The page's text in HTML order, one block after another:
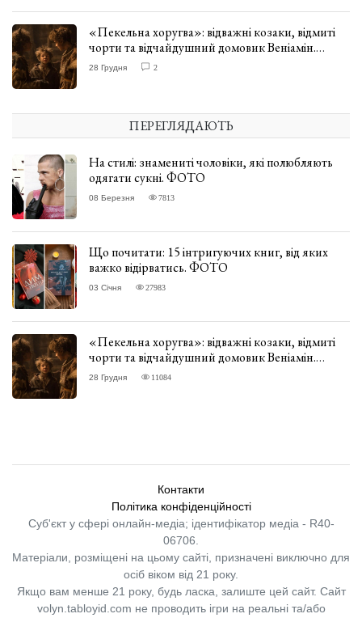
«Пекельна хоругва»: відважні козаки, відмиті
чорти та відчайдушний домовик Веніамін.
ВІДГУК
28 Грудня 2
ПЕРЕГЛЯДАЮТЬ
На стилі: знамениті чоловіки, які полюбляють
одягати сукні. ФОТО
08 Березня 7813
Що почитати: 15 інтригуючих книг, від яких
важко відірватись. ФОТО
03 Січня 27983
«Пекельна хоругва»: відважні козаки, відмиті
чорти та відчайдушний домовик Веніамін.
ВІДГУК
28 Грудня 11084
Контакти
Політика конфіденційності
Суб'єкт у сфері онлайн-медіа; ідентифікатор медіа - R40-
06706.
Матеріали, розміщені на цьому сайті, призначені виключно для
осіб віком від 21 року.
Якщо вам менше 21 року, будь ласка, залиште цей сайт. Сайт
volyn.tabloyid.com не проводить ігри на реальні та/або